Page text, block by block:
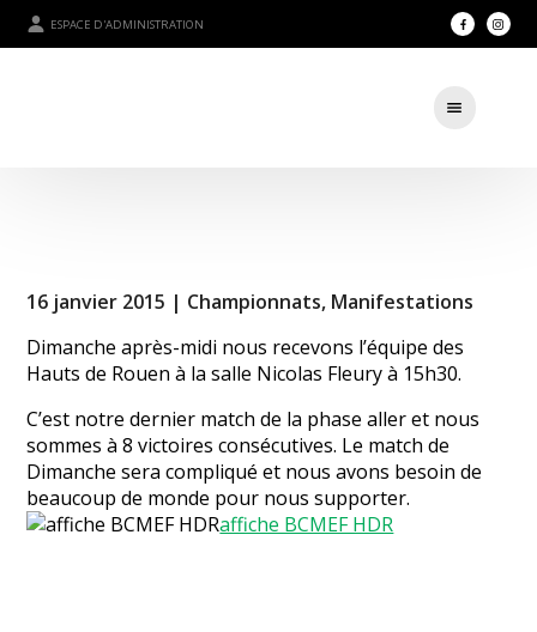
ESPACE D'ADMINISTRATION
16 janvier 2015 | Championnats, Manifestations
Dimanche après-midi nous recevons l’équipe des
Hauts de Rouen à la salle Nicolas Fleury à 15h30.
C’est notre dernier match de la phase aller et nous
sommes à 8 victoires consécutives. Le match de
Dimanche sera compliqué et nous avons besoin de
beaucoup de monde pour nous supporter.
affiche BCMEF HDR